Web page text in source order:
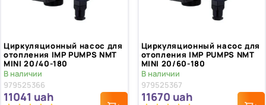
Циркуляционный насос для
отопления IMP PUMPS NMT
MINI 20/40-180
В наличии
979525366
11041 uah
Циркуляционный насос для
отопления IMP PUMPS NMT
MINI 20/60-180
В наличии
979525367
11670 uah